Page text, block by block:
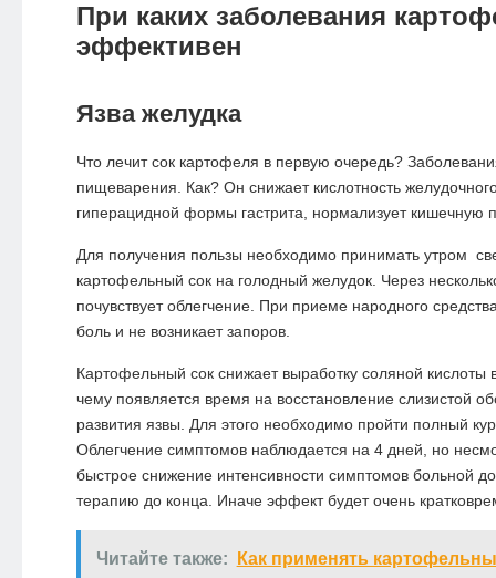
При каких заболевания
эффективен
Язва желудка
Что лечит сок картофеля в первую очередь?
пищеварения. Как? Он снижает кислотность
гиперацидной формы гастрита, нормализует кишечную
Для получения пользы необходимо принимать утром
картофельный сок на голодный желудок. Через
почувствует облегчение. При приеме народного
боль и не возникает запоров.
Картофельный сок снижает выработку соляной кислоты
чему появляется время на восстановление слизистой
развития язвы. Для этого необходимо пройти полный
Облегчение симптомов наблюдается на 4 дней, но
быстрое снижение интенсивности симптомов больной
терапию до конца. Иначе эффект будет очень
Читайте также: Как применять